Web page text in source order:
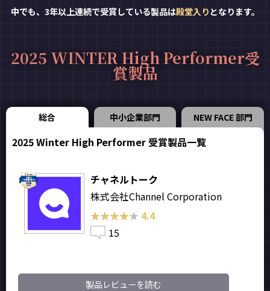
中でも、3年以上連続で受賞している製品は殿堂入り となります。
2025 WINTER High Performer受
賞製品
総合 中小企業部門 NEW FACE 部門
2025 Winter High Performer 受賞製品一覧
チャネルトーク
株式会社Channel Corporation
★★★★★
★★★★★ 4.4
15
製品レビューを読む